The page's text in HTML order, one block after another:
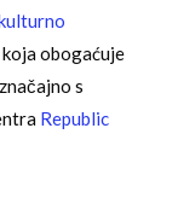
obogaćuje
s
Republic